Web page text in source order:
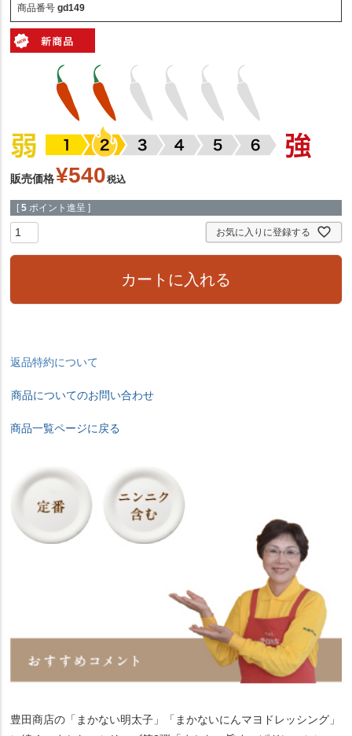
商品番号 gd149
販売価格¥540税込
[ 5 ポイント進呈 ]
お気に入りに登録する
カートに入れる
返品特約について
商品についてのお問い合わせ
商品一覧ページに戻る
豊田商店の「まかない明太子」「まかないにんマヨドレッシング」